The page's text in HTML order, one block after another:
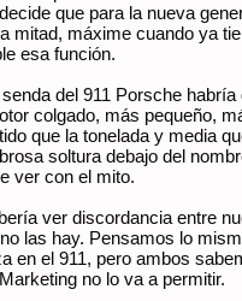
que para la nueva
mitad, máxime cuando ya
esa función.
del 911 Porsche habría
colgado, más pequeño,
que la tonelada y media
soltura debajo del
ver con el mito.
ver discordancia entre
las hay. Pensamos lo
en el 911, pero ambos
no lo va a permitir.